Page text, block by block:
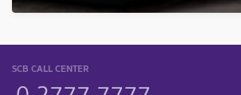
SCB CALL CENTER